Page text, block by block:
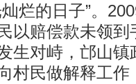
烂的日子”。
以赔偿款未领到
生对峙，邙山镇
村民做解释工作